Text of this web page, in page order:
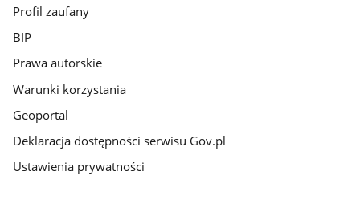
Profil zaufany
BIP
Prawa autorskie
Warunki korzystania
Geoportal
Deklaracja dostępności serwisu Gov.pl
Ustawienia prywatności